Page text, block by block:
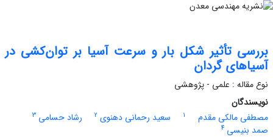
بررسی تأثیر شکل بار و سرعت آسیا بر توان‌کشی در
آسیاهای گردان
نوع مقاله : علمی - پژوهشی
نویسندگان
مصطفی مالکی مقدم
1 سعید رحمانی دهنوی 2 رشاد حسامی 3
صمد بنیسی 4